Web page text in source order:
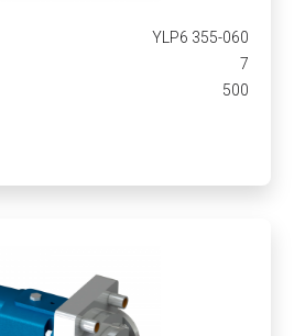
YLP6 355-060
7
500